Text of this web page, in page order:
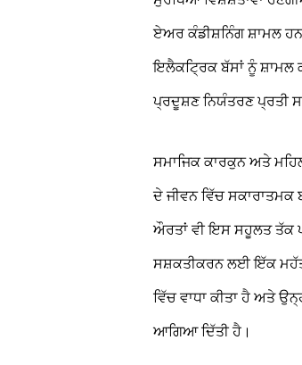
ਏਅਰ ਕੰਡੀਸ਼ਨਿੰਗ ਸ਼ਾਮਲ
ਇਲੈਕਟ੍ਰਿਕ ਬੱਸਾਂ ਨੂੰ ਸ਼ਾਮਲ
ਪ੍ਰਦੂਸ਼ਣ ਨਿਯੰਤਰਣ ਪ੍ਰਤੀ
ਸਮਾਜਿਕ ਕਾਰਕੁਨ ਅਤੇ
ਦੇ ਜੀਵਨ ਵਿੱਚ
ਔਰਤਾਂ ਵੀ ਇਸ ਸਹੂਲਤ ਤੱਕ
ਸਸ਼ਕਤੀਕਰਨ ਲਈ ਇੱਕ
ਵਿੱਚ ਵਾਧਾ ਕੀਤਾ ਹੈ ਅਤੇ
ਆਗਿਆ ਦਿੱਤੀ ਹੈ।